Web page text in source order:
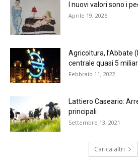
I nuovi valori sono i
Aprile 19, 2026
Agricoltura, l’Abbate
centrale quasi 5
Febbraio 11, 2022
Lattiero Caseario:
principali
Settembre 13, 2021
Carica altri